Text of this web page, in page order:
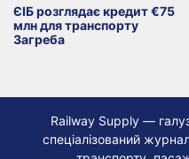
ЄІБ розглядає кредит €75
млн для транспорту
Загреба
Railway Supply —
спеціалізований